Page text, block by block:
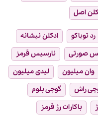
اصل
رد توباکو
ادکلن نیشانه
صورتی
نارسیس قرمز
وان میلیون
لیدی میلیون
راش
گوچی بلوم
باکارات رژ قرمز